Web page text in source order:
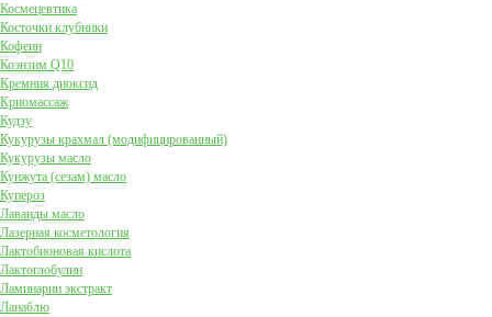
Космецевтика
Косточки клубники
Кофеин
Коэнзим Q10
Кремния диоксид
Криомассаж
Кудзу
Кукурузы крахмал (модифицированный)
Кукурузы масло
Кунжута (сезам) масло
Купероз
Лаванды масло
Лазерная косметология
Лактобионовая кислота
Лактоглобулин
Ламинарии экстракт
Ланаблю